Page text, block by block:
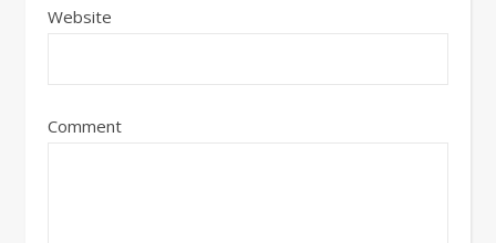
Website
Comment